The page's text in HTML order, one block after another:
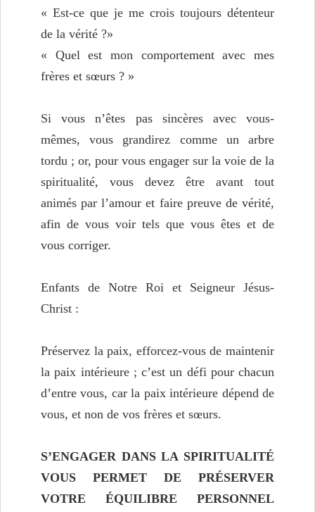
« Est-ce que je me crois toujours détenteur
de la vérité ?»
« Quel est mon comportement avec mes
frères et sœurs ? »
Si vous n’êtes pas sincères avec vous-
mêmes, vous grandirez comme un arbre
tordu ; or, pour vous engager sur la voie de la
spiritualité, vous devez être avant tout
animés par l’amour et faire preuve de vérité,
afin de vous voir tels que vous êtes et de
vous corriger.
Enfants de Notre Roi et Seigneur Jésus-
Christ :
Préservez la paix, efforcez-vous de maintenir
la paix intérieure ; c’est un défi pour chacun
d’entre vous, car la paix intérieure dépend de
vous, et non de vos frères et sœurs.
S’ENGAGER DANS LA SPIRITUALITÉ
VOUS PERMET DE PRÉSERVER
VOTRE ÉQUILIBRE PERSONNEL